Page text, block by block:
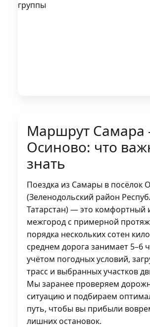
Маршрут Самара
Осиново: что
знать
Поездка из Самары в посёлок
(Зеленодольский район
Татарстан) — это комфортный
межгород с примерной
порядка нескольких сотен
среднем дорога занимает 5–6
учётом погодных условий,
трасс и выбранных участков
Мы заранее проверяем
ситуацию и подбираем
путь, чтобы вы прибыли
лишних остановок.